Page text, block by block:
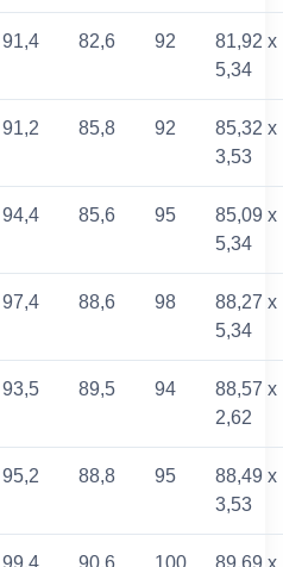
91,4 82,6 92
81,92 x
5,34
91,2 85,8 92
85,32 x
3,53
94,4 85,6 95
85,09 x
5,34
97,4 88,6 98
88,27 x
5,34
93,5 89,5 94
88,57 x
2,62
95,2 88,8 95
88,49 x
3,53